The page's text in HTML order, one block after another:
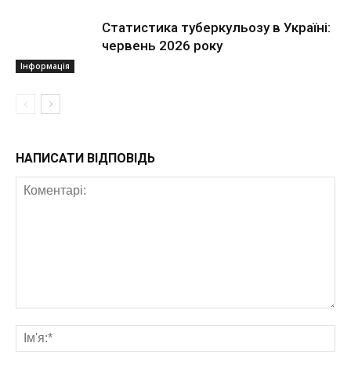
Інформація
Статистика туберкульозу в Україні:
червень 2026 року
НАПИСАТИ ВІДПОВІДЬ